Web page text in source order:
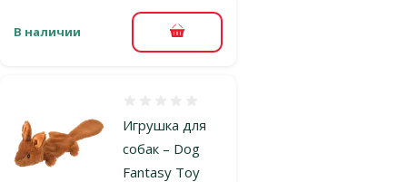
В наличии В корзину
Игрушка для
собак – Dog
Fantasy Toy